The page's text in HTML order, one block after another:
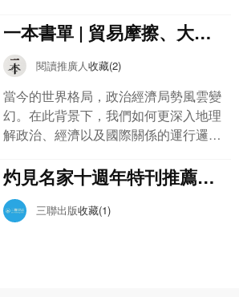
其他國家會捲入這場紛爭還是獨善其
身？中美關係在這場「關稅戰」如何受
到影響？未來中國與美國的關係會如何
發展？這次精選書單集合中美關係主題
書籍，讓大家深入了解更多中國與美國
的關係發展與經濟變化。
一本書單 | 貿易摩擦、大國
博弈與個人選擇：一份書單
看清時局
閱讀推廣人收藏(2)
當今的世界格局，政治經濟局勢風雲變
幻。在此背景下，我們如何更深入地理
解政治、經濟以及國際關係的運行邏
向？本期一本書單特別推薦一系列佳
作，為大家提供洞察當下世界的智識視
窗。
灼見名家十週年特刊推薦書
單
三聯出版收藏(1)